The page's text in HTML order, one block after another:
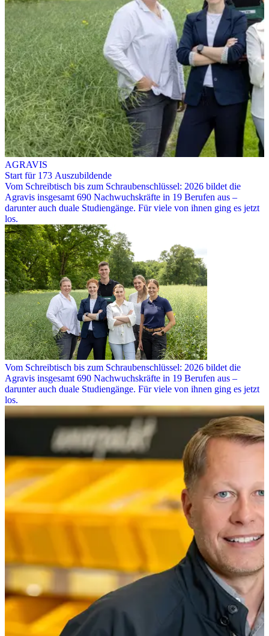
AGRAVIS
Start für 173 Auszubildende
Vom Schreibtisch bis zum Schraubenschlüssel: 2026 bildet die
Agravis insgesamt 690 Nachwuchskräfte in 19 Berufen aus –
darunter auch duale Studiengänge. Für viele von ihnen ging es jetzt
los.
Vom Schreibtisch bis zum Schraubenschlüssel: 2026 bildet die
Agravis insgesamt 690 Nachwuchskräfte in 19 Berufen aus –
darunter auch duale Studiengänge. Für viele von ihnen ging es jetzt
los.